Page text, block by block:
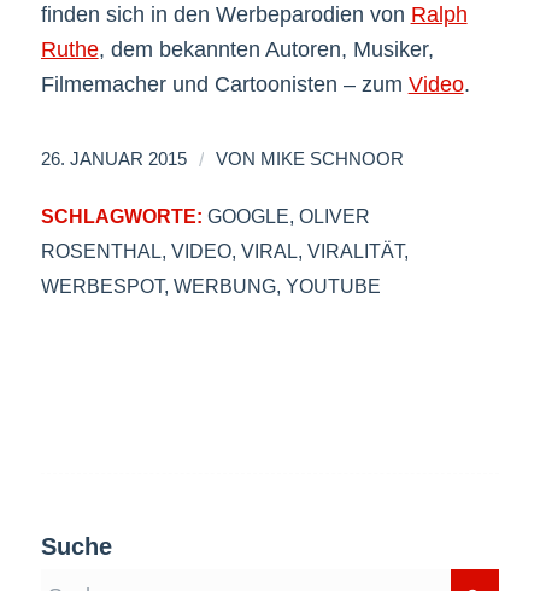
finden sich in den Werbeparodien von Ralph
Ruthe, dem bekannten Autoren, Musiker,
Filmemacher und Cartoonisten – zum Video.
26. JANUAR 2015 / VON MIKE SCHNOOR
SCHLAGWORTE: GOOGLE, OLIVER
ROSENTHAL, VIDEO, VIRAL, VIRALITÄT,
WERBESPOT, WERBUNG, YOUTUBE
Suche